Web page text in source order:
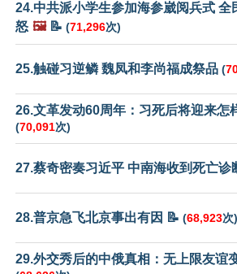
24.中共派小学生参加海参崴阅兵式 全
怒 🖼️📝 (71,296次)
25.触碰习逆鳞 魏凤和李尚福成祭品 (
26.文革发动60周年：习死后将迎来怎
(70,091次)
27.蔡奇密奏习近平 中南海收到死亡诊
28.普京急飞北京事出有因 📝 (68,923次)
29.外交秀后的中俄真相：无上限友谊